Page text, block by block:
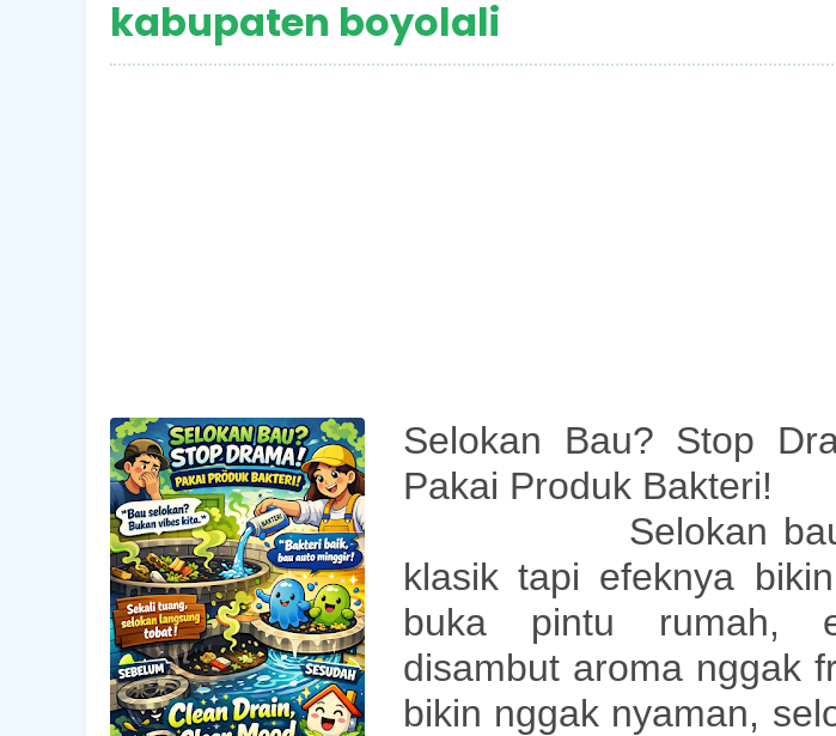
kabupaten boyolali
Selokan Bau? Stop
Pakai Produk Bakteri!
Selokan
klasik tapi efeknya
buka pintu rumah,
disambut aroma nggak
bikin nggak nyaman,